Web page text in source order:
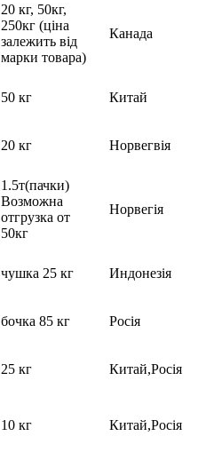
20 кг, 50кг,
250кг (ціна
залежить від
марки товара)
Канада
50 кг Китай
20 кг Норвегвія
1.5т(пачки)
Возможна
отгрузка от
50кг
Норвегія
чушка 25 кг Индонезія
бочка 85 кг Росія
25 кг Китай,Росія
10 кг Китай,Росія